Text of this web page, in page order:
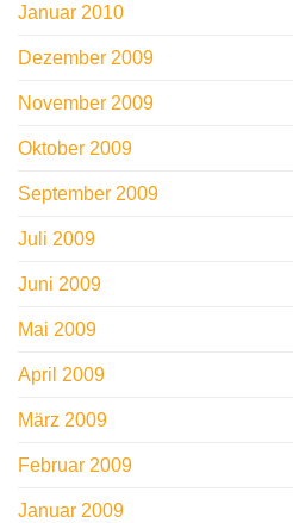
Januar 2010
Dezember 2009
November 2009
Oktober 2009
September 2009
Juli 2009
Juni 2009
Mai 2009
April 2009
März 2009
Februar 2009
Januar 2009